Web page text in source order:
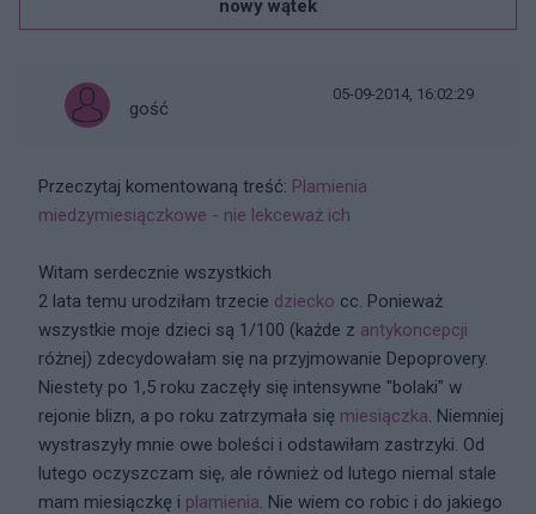
nowy wątek
gość
05-09-2014, 16:02:29
Przeczytaj komentowaną treść: Plamienia
miedzymiesiączkowe - nie lekceważ ich
Witam serdecznie wszystkich
2 lata temu urodziłam trzecie dziecko cc. Ponieważ
wszystkie moje dzieci są 1/100 (każde z antykoncepcji
różnej) zdecydowałam się na przyjmowanie Depoprovery.
Niestety po 1,5 roku zaczęły się intensywne "bolaki" w
rejonie blizn, a po roku zatrzymała się miesiączka. Niemniej
wystraszyły mnie owe boleści i odstawiłam zastrzyki. Od
lutego oczyszczam się, ale również od lutego niemal stale
mam miesiączkę i plamienia. Nie wiem co robic i do jakiego